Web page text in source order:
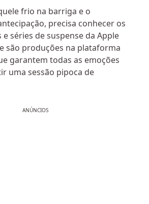
frio na barriga e o
precisa conhecer os
séries de suspense da Apple
são produções na plataforma
garantem todas as emoções
uma sessão pipoca de
ANÚNCIOS